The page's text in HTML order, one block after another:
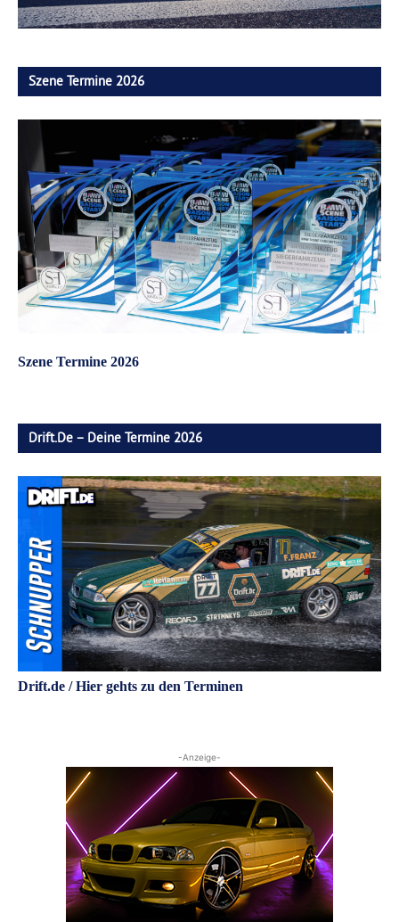
Szene Termine 2026
Szene Termine 2026
Drift.de – Deine Termine 2026
Drift.de / Hier gehts zu den Terminen
-Anzeige-